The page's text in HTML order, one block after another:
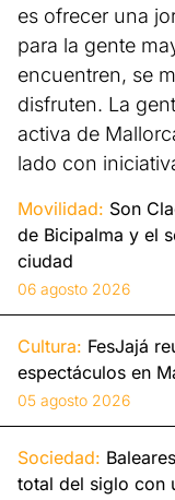
es ofrecer una
para la gente
encuentren, se
disfruten. La
activa de
lado con
Movilidad: Son
de Bicipalma y el
ciudad
06 agosto 2026
Cultura: FesJajá
espectáculos en
05 agosto 2026
Sociedad:
total del siglo con